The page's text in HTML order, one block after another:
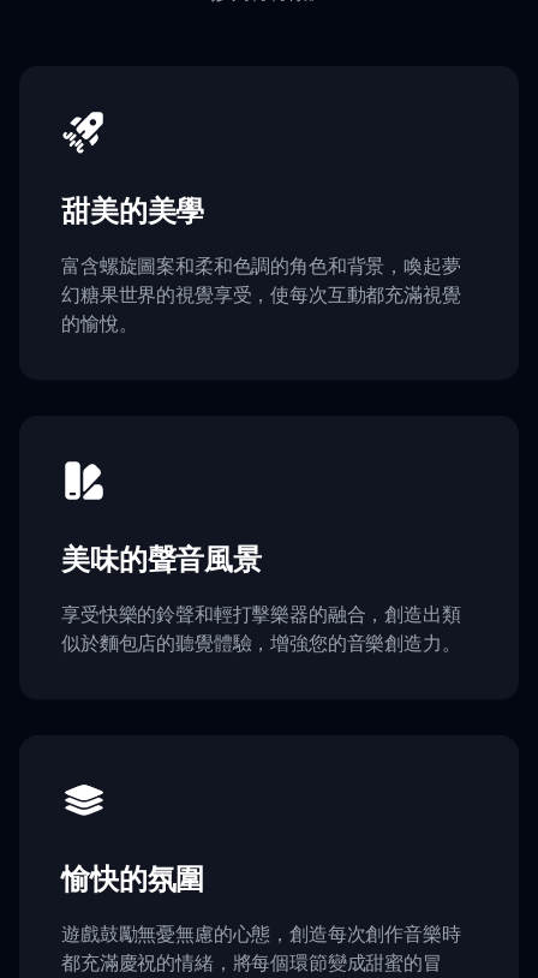
甜美的美學
富含螺旋圖案和柔和色調的角色和背景，喚起夢
幻糖果世界的視覺享受，使每次互動都充滿視覺
的愉悅。
美味的聲音風景
享受快樂的鈴聲和輕打擊樂器的融合，創造出類
似於麵包店的聽覺體驗，增強您的音樂創造力。
愉快的氛圍
遊戲鼓勵無憂無慮的心態，創造每次創作音樂時
都充滿慶祝的情緒，將每個環節變成甜蜜的冒